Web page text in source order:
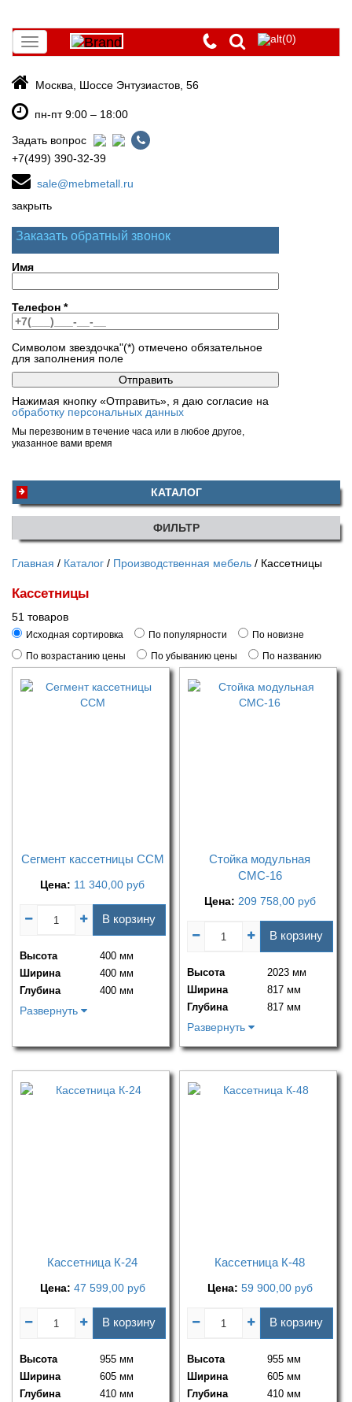
Toggle
navigation
(0)
Москва, Шоссе Энтузиастов, 56
пн-пт 9:00 – 18:00
Задать вопрос
+7(499) 390-32-39
sale@mebmetall.ru
закрыть
Заказать обратный звонок
Имя
Телефон *
Символом звездочка"(*) отмечено обязательное
для заполнения поле
Нажимая кнопку «Отправить», я даю согласие на
обработку персональных данных
Мы перезвоним в течение часа или в любое другое,
указанное вами время
КАТАЛОГ
ФИЛЬТР
Главная Каталог Производственная мебель Кассетницы
Кассетницы
51 товаров
Исходная сортировка По популярности
По новизне
По возрастанию цены
По убыванию цены По названию
Сегмент кассетницы ССМ
Цена: 11 340,00 руб
В корзину
Высота
400 мм
Ширина
400 мм
Глубина
400 мм
Развернуть
Стойка модульная
СМС-16
Цена: 209 758,00 руб
В корзину
Высота
2023 мм
Ширина
817 мм
Глубина
817 мм
Развернуть
Кассетница К-24
Цена: 47 599,00 руб
В корзину
Высота
955 мм
Ширина
605 мм
Глубина
410 мм
Кассетница К-48
Цена: 59 900,00 руб
В корзину
Высота
955 мм
Ширина
605 мм
Глубина
410 мм